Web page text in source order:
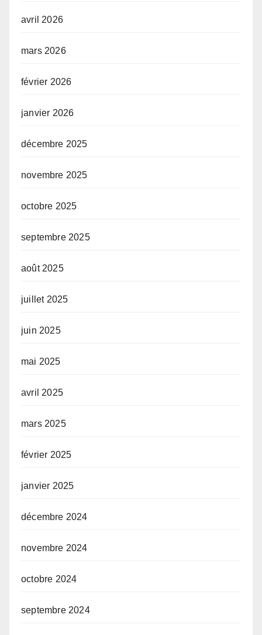
avril 2026
mars 2026
février 2026
janvier 2026
décembre 2025
novembre 2025
octobre 2025
septembre 2025
août 2025
juillet 2025
juin 2025
mai 2025
avril 2025
mars 2025
février 2025
janvier 2025
décembre 2024
novembre 2024
octobre 2024
septembre 2024